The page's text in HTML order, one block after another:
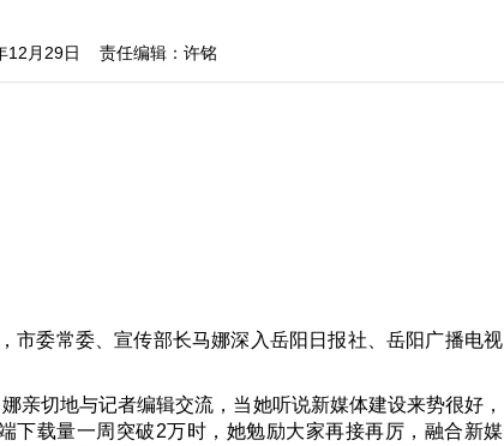
12月29日 责任编辑：许铭
市委常委、宣传部长马娜深入岳阳日报社、岳阳广播电视
切地与记者编辑交流，当她听说新媒体建设来势很好，
下载量一周突破2万时，她勉励大家再接再厉，融合新媒